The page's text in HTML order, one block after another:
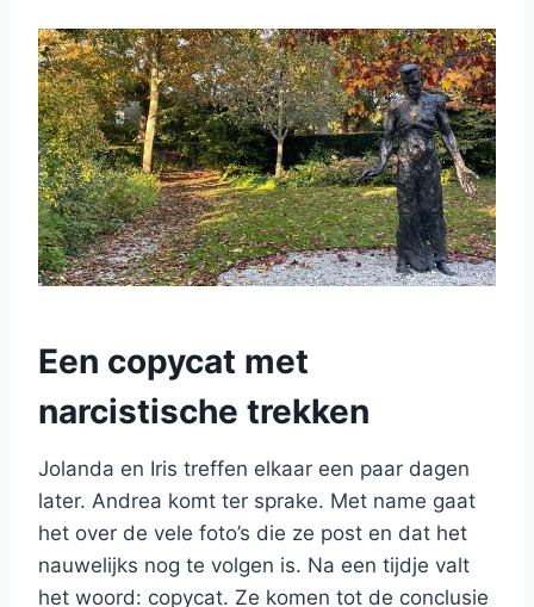
Een copycat met
narcistische trekken
Jolanda en Iris treffen elkaar een paar dagen
later. Andrea komt ter sprake. Met name gaat
het over de vele foto’s die ze post en dat het
nauwelijks nog te volgen is. Na een tijdje valt
het woord: copycat. Ze komen tot de conclusie